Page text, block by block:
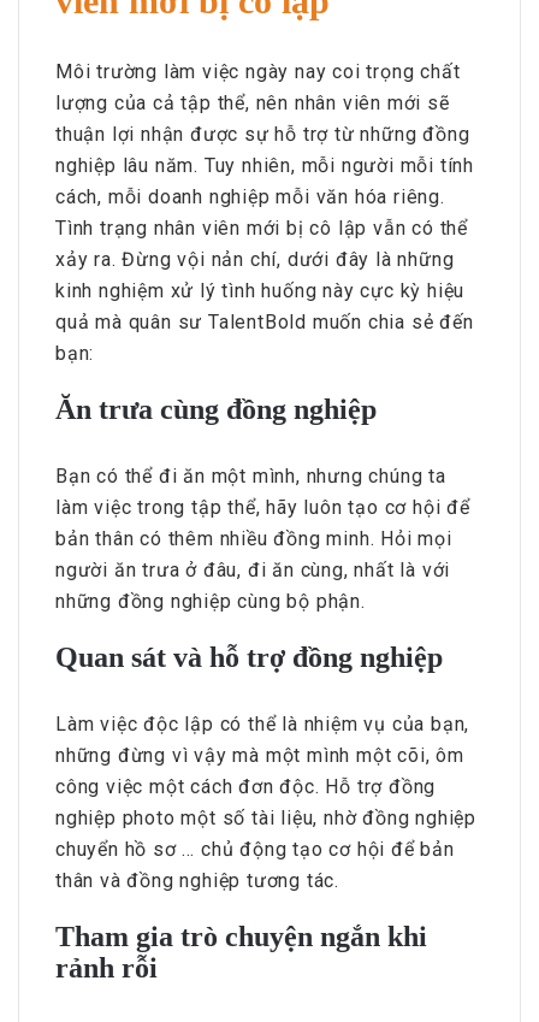
Môi trường làm việc ngày nay coi trọng chất
lượng của cả tập thể, nên nhân viên mới sẽ
thuận lợi nhận được sự hỗ trợ từ những đồng
nghiệp lâu năm. Tuy nhiên, mỗi người mỗi tính
cách, mỗi doanh nghiệp mỗi văn hóa riêng.
Tình trạng nhân viên mới bị cô lập vẫn có thể
xảy ra. Đừng vội nản chí, dưới đây là những
kinh nghiệm xử lý tình huống này cực kỳ hiệu
quả mà quân sư TalentBold muốn chia sẻ đến
bạn:
Ăn trưa cùng đồng nghiệp
Bạn có thể đi ăn một mình, nhưng chúng ta
làm việc trong tập thể, hãy luôn tạo cơ hội để
bản thân có thêm nhiều đồng minh. Hỏi mọi
người ăn trưa ở đâu, đi ăn cùng, nhất là với
những đồng nghiệp cùng bộ phận.
Quan sát và hỗ trợ đồng nghiệp
Làm việc độc lập có thể là nhiệm vụ của bạn,
những đừng vì vậy mà một mình một cõi, ôm
công việc một cách đơn độc. Hỗ trợ đồng
nghiệp photo một số tài liệu, nhờ đồng nghiệp
chuyển hồ sơ … chủ động tạo cơ hội để bản
thân và đồng nghiệp tương tác.
Tham gia trò chuyện ngắn khi
rảnh rỗi